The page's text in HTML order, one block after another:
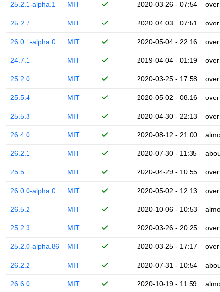
25.2.1-alpha.1 MIT 2020-03-26 - 07:54
25.2.7 MIT 2020-04-03 - 07:51
26.0.1-alpha.0 MIT 2020-05-04 - 22:16
24.7.1 MIT 2019-04-04 - 01:19
25.2.0 MIT 2020-03-25 - 17:58
25.5.4 MIT 2020-05-02 - 08:16
25.5.3 MIT 2020-04-30 - 22:13
26.4.0 MIT 2020-08-12 - 21:00
26.2.1 MIT 2020-07-30 - 11:35
25.5.1 MIT 2020-04-29 - 10:55
26.0.0-alpha.0 MIT 2020-05-02 - 12:13
26.5.2 MIT 2020-10-06 - 10:53
25.2.3 MIT 2020-03-26 - 20:25
25.2.0-alpha.86 MIT 2020-03-25 - 17:17
26.2.2 MIT 2020-07-31 - 10:54
26.6.0 MIT 2020-10-19 - 11:59